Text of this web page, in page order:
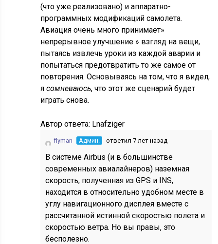
(что уже реализовано) и аппаратно-
программных модификаций самолета.
Авиация очень много принимает»
непрерывное улучшение » взгляд на вещи,
пытаясь извлечь уроки из каждой аварии и
попытаться предотвратить то же самое от
повторения. Основываясь на том, что я видел,
ясомневаюсь, что этот же сценарий будет
играть снова.
Автор ответа: Lnafziger
flyman Админ. ответил 7 лет назад
В системе Airbus (и в большинстве
современных авиалайнеров) наземная
скорость, полученная из GPS и INS,
находится в относительно удобном месте в
углу навигационного дисплея вместе с
рассчитанной истинной скоростью полета и
скоростью ветра. Но вы правы, это
бесполезно.